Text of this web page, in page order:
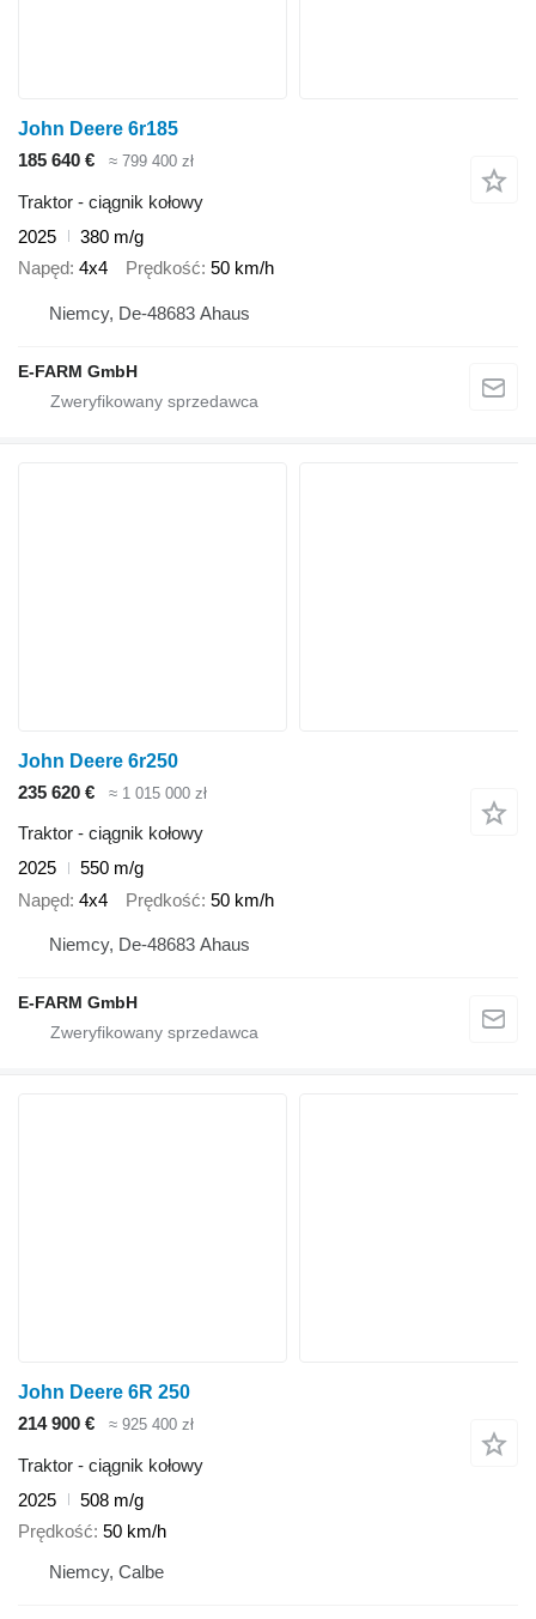
John Deere 6r185
185 640 €
≈ 799 400 zł
Traktor - ciągnik kołowy
2025
380 m/g
Napęd 4x4 Prędkość 50 km/h
Niemcy, De-48683 Ahaus
E-FARM GmbH
John Deere 6r250
235 620 €
≈ 1 015 000 zł
Traktor - ciągnik kołowy
2025
550 m/g
Napęd 4x4 Prędkość 50 km/h
Niemcy, De-48683 Ahaus
E-FARM GmbH
John Deere 6R 250
214 900 €
≈ 925 400 zł
Traktor - ciągnik kołowy
2025
508 m/g
Prędkość 50 km/h
Niemcy, Calbe